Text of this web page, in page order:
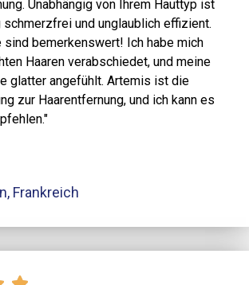
Unabhängig von Ihrem Hauttyp ist
schmerzfrei und unglaublich effizient.
sind bemerkenswert! Ich habe mich
Haaren verabschiedet, und meine
glatter angefühlt. Artemis ist die
zur Haarentfernung, und ich kann es
Frankreich